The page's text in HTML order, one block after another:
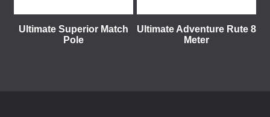
Ultimate Superior Match
Pole
Ultimate Adventure Rute 8
Meter